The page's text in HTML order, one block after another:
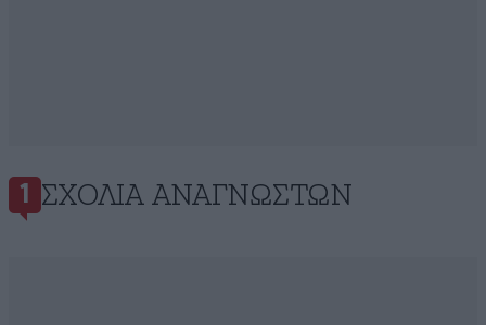
1 ΣΧΌΛΙΑ ΑΝΑΓΝΩΣΤΏΝ